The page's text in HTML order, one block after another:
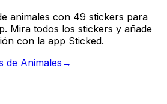
animales con 49 stickers para
Mira todos los stickers y añade
con la app Sticked.
de Animales →